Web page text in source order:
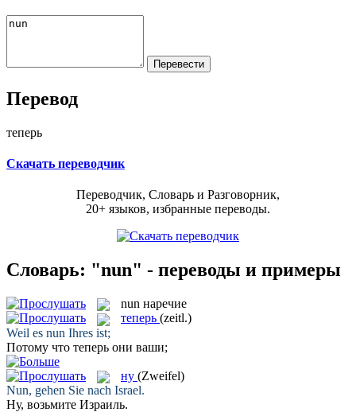
Перевод
теперь
Скачать переводчик
Переводчик, Словарь и Разговорник,
20+ языков, избранные переводы.
Словарь: "nun" - переводы и примеры
nun наречие
теперь (zeitl.)
Weil es nun Ihres ist;
Потому что теперь они ваши;
ну (Zweifel)
Nun, gehen Sie nach Israel.
Ну, возьмите Израиль.